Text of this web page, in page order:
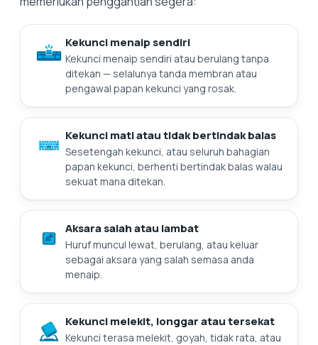
Kekunci menaip sendiri
Kekunci menaip sendiri atau berulang tanpa
ditekan — selalunya tanda membran atau
pengawal papan kekunci yang rosak.
Kekunci mati atau tidak bertindak balas
Sesetengah kekunci, atau seluruh bahagian
papan kekunci, berhenti bertindak balas walau
sekuat mana ditekan.
Aksara salah atau lambat
Huruf muncul lewat, berulang, atau keluar
sebagai aksara yang salah semasa anda
menaip.
Kekunci melekit, longgar atau tersekat
Kekunci terasa melekit, goyah, tidak rata, atau